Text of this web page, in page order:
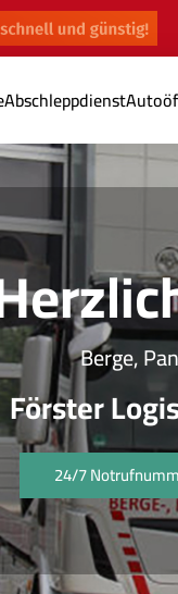
Abschleppdienst
Berge,
Förster
24/7